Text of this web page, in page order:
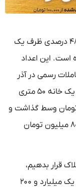
متوسط قیمت مسکن در تهران با رشد تقریبا ۴۸ درصدی ظرف یک
رسیده است. این اعداد
رسمی در آذر
۱۴۰۱ به‌دست آمده و نشان می‌دهند برای خرید یک خانه ۵۰ متری
میلیارد و ۴۰۰ میلیون تومان وسط گذاشت و
قیمت یک خانه ۱۰۰ متری به چهار میلیارد و ۸۰۰ میلیون تومان
نقطه تهران یعنی منطقه ۱۸ را ملاک قرار بدهیم،
آنوقت خرید یک خانه ۵۰ متری به‌طور متوسط یک میلیارد و ۲۰۰